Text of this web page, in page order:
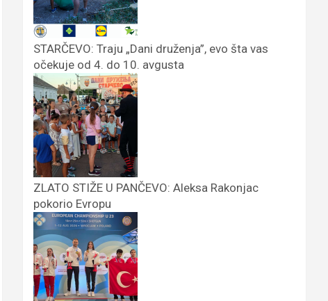
STARČEVO: Traju „Dani druženja”, evo šta vas
očekuje od 4. do 10. avgusta
ZLATO STIŽE U PANČEVO: Aleksa Rakonjac
pokorio Evropu